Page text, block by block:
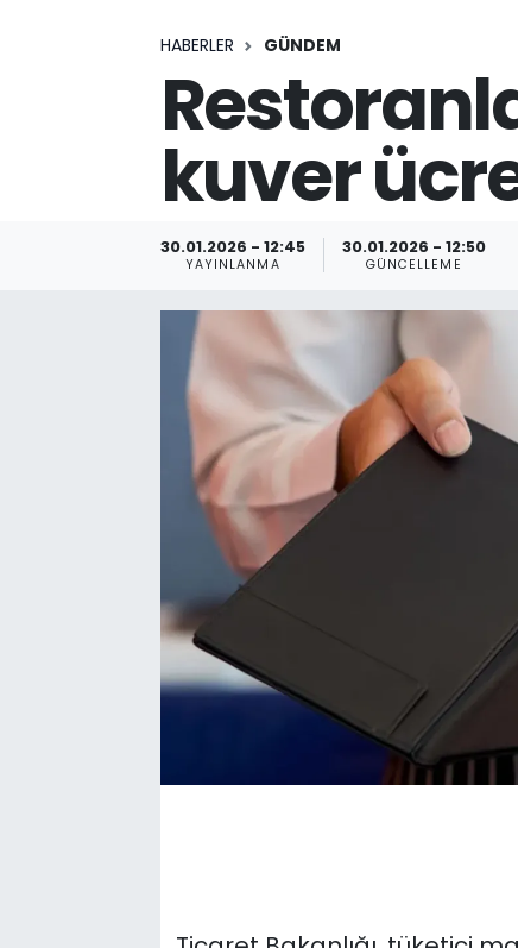
HABERLER GÜNDEM
kuver
30.01.2026 - 12:45
YAYINLANMA
30.01.2026 - 12:50
GÜNCELLEME